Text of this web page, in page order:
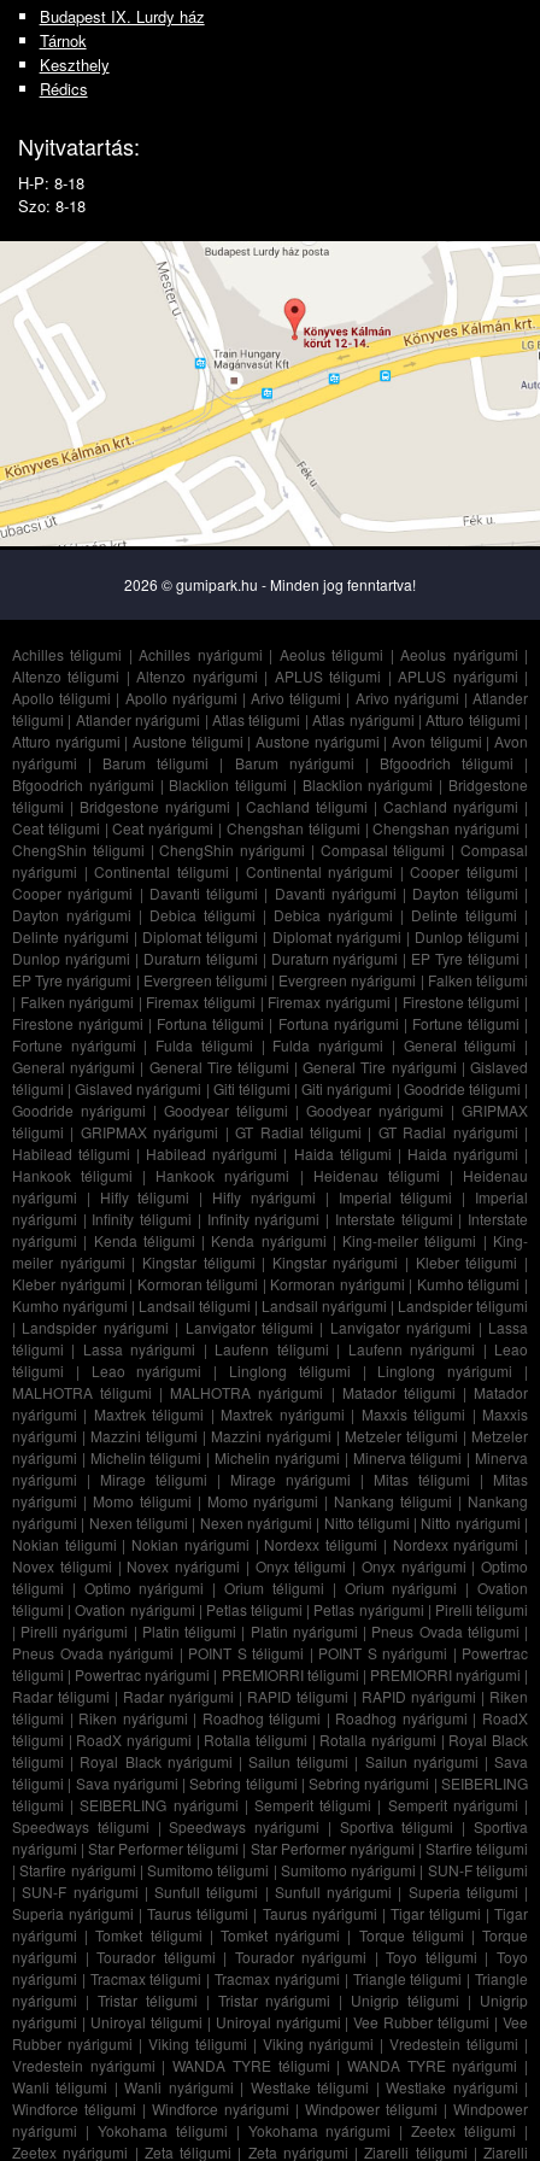
Budapest IX. Lurdy ház
Tárnok
Keszthely
Rédics
Nyitvatartás:
H-P: 8-18
Szo: 8-18
2026 © gumipark.hu - Minden jog fenntartva!
Achilles téligumi |Achilles nyárigumi | Aeolus téligumi |Aeolus nyárigumi |
Altenzo téligumi |Altenzo nyárigumi | APLUS téligumi |APLUS nyárigumi |
Apollo téligumi | Apollo nyárigumi |Arivo téligumi | Arivo nyárigumi |Atlander
téligumi | Atlander nyárigumi | Atlas téligumi |Atlas nyárigumi |Atturo téligumi |
Atturo nyárigumi |Austone téligumi |Austone nyárigumi |Avon téligumi |Avon
nyárigumi | Barum téligumi | Barum nyárigumi | Bfgoodrich téligumi |
Bfgoodrich nyárigumi | Blacklion téligumi | Blacklion nyárigumi | Bridgestone
téligumi | Bridgestone nyárigumi | Cachland téligumi | Cachland nyárigumi |
Ceat téligumi |Ceat nyárigumi | Chengshan téligumi |Chengshan nyárigumi |
ChengShin téligumi |ChengShin nyárigumi | Compasal téligumi |Compasal
nyárigumi | Continental téligumi | Continental nyárigumi | Cooper téligumi |
Cooper nyárigumi | Davanti téligumi | Davanti nyárigumi | Dayton téligumi |
Dayton nyárigumi | Debica téligumi | Debica nyárigumi | Delinte téligumi |
Delinte nyárigumi | Diplomat téligumi | Diplomat nyárigumi | Dunlop téligumi |
Dunlop nyárigumi | Duraturn téligumi | Duraturn nyárigumi | EP Tyre téligumi |
EP Tyre nyárigumi | Evergreen téligumi | Evergreen nyárigumi | Falken téligumi
| Falken nyárigumi | Firemax téligumi | Firemax nyárigumi | Firestone téligumi |
Firestone nyárigumi | Fortuna téligumi | Fortuna nyárigumi | Fortune téligumi |
Fortune nyárigumi | Fulda téligumi | Fulda nyárigumi | General téligumi |
General nyárigumi | General Tire téligumi |General Tire nyárigumi |Gislaved
téligumi |Gislaved nyárigumi | Giti téligumi |Giti nyárigumi | Goodride téligumi |
Goodride nyárigumi | Goodyear téligumi | Goodyear nyárigumi | GRIPMAX
téligumi | GRIPMAX nyárigumi |GT Radial téligumi | GT Radial nyárigumi |
Habilead téligumi | Habilead nyárigumi | Haida téligumi | Haida nyárigumi |
Hankook téligumi | Hankook nyárigumi | Heidenau téligumi | Heidenau
nyárigumi | Hifly téligumi | Hifly nyárigumi | Imperial téligumi | Imperial
nyárigumi | Infinity téligumi | Infinity nyárigumi | Interstate téligumi | Interstate
nyárigumi | Kenda téligumi | Kenda nyárigumi | King-meiler téligumi | King-
meiler nyárigumi | Kingstar téligumi | Kingstar nyárigumi | Kleber téligumi |
Kleber nyárigumi | Kormoran téligumi | Kormoran nyárigumi | Kumho téligumi |
Kumho nyárigumi | Landsail téligumi | Landsail nyárigumi | Landspider téligumi
| Landspider nyárigumi | Lanvigator téligumi | Lanvigator nyárigumi | Lassa
téligumi | Lassa nyárigumi | Laufenn téligumi | Laufenn nyárigumi | Leao
téligumi | Leao nyárigumi | Linglong téligumi | Linglong nyárigumi |
MALHOTRA téligumi | MALHOTRA nyárigumi | Matador téligumi | Matador
nyárigumi | Maxtrek téligumi | Maxtrek nyárigumi | Maxxis téligumi | Maxxis
nyárigumi | Mazzini téligumi | Mazzini nyárigumi | Metzeler téligumi | Metzeler
nyárigumi | Michelin téligumi | Michelin nyárigumi | Minerva téligumi | Minerva
nyárigumi | Mirage téligumi | Mirage nyárigumi | Mitas téligumi | Mitas
nyárigumi | Momo téligumi | Momo nyárigumi | Nankang téligumi | Nankang
nyárigumi | Nexen téligumi | Nexen nyárigumi | Nitto téligumi | Nitto nyárigumi |
Nokian téligumi | Nokian nyárigumi | Nordexx téligumi | Nordexx nyárigumi |
Novex téligumi | Novex nyárigumi | Onyx téligumi | Onyx nyárigumi | Optimo
téligumi | Optimo nyárigumi |Orium téligumi | Orium nyárigumi |Ovation
téligumi |Ovation nyárigumi | Petlas téligumi | Petlas nyárigumi | Pirelli téligumi
| Pirelli nyárigumi | Platin téligumi | Platin nyárigumi | Pneus Ovada téligumi |
Pneus Ovada nyárigumi | POINT S téligumi | POINT S nyárigumi | Powertrac
téligumi | Powertrac nyárigumi | PREMIORRI téligumi | PREMIORRI nyárigumi |
Radar téligumi | Radar nyárigumi | RAPID téligumi | RAPID nyárigumi | Riken
téligumi | Riken nyárigumi | Roadhog téligumi | Roadhog nyárigumi | RoadX
téligumi | RoadX nyárigumi | Rotalla téligumi | Rotalla nyárigumi | Royal Black
téligumi | Royal Black nyárigumi |Sailun téligumi | Sailun nyárigumi |Sava
téligumi | Sava nyárigumi |Sebring téligumi |Sebring nyárigumi |SEIBERLING
téligumi |SEIBERLING nyárigumi |Semperit téligumi | Semperit nyárigumi |
Speedways téligumi |Speedways nyárigumi | Sportiva téligumi |Sportiva
nyárigumi |Star Performer téligumi | Star Performer nyárigumi | Starfire téligumi
|Starfire nyárigumi |Sumitomo téligumi | Sumitomo nyárigumi | SUN-F téligumi
|SUN-F nyárigumi | Sunfull téligumi | Sunfull nyárigumi | Superia téligumi |
Superia nyárigumi |Taurus téligumi | Taurus nyárigumi | Tigar téligumi |Tigar
nyárigumi |Tomket téligumi | Tomket nyárigumi | Torque téligumi |Torque
nyárigumi |Tourador téligumi | Tourador nyárigumi |Toyo téligumi |Toyo
nyárigumi | Tracmax téligumi |Tracmax nyárigumi | Triangle téligumi |Triangle
nyárigumi | Tristar téligumi | Tristar nyárigumi | Unigrip téligumi | Unigrip
nyárigumi | Uniroyal téligumi | Uniroyal nyárigumi |Vee Rubber téligumi |Vee
Rubber nyárigumi | Viking téligumi | Viking nyárigumi |Vredestein téligumi |
Vredestein nyárigumi |WANDA TYRE téligumi | WANDA TYRE nyárigumi |
Wanli téligumi |Wanli nyárigumi | Westlake téligumi |Westlake nyárigumi |
Windforce téligumi | Windforce nyárigumi | Windpower téligumi | Windpower
nyárigumi | Yokohama téligumi | Yokohama nyárigumi |Zeetex téligumi |
Zeetex nyárigumi | Zeta téligumi | Zeta nyárigumi |Ziarelli téligumi | Ziarelli